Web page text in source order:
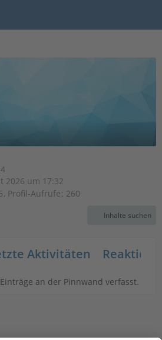
2026 um 17:32
Profil-Aufrufe 260
Inhalte suchen
Aktivitäten
an der Pinnwand verfasst.